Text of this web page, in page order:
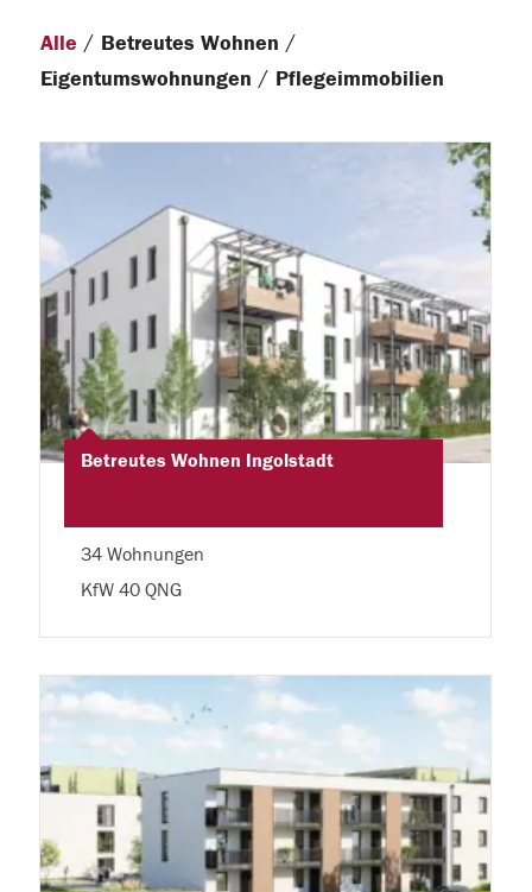
Alle / Betreutes Wohnen /
Eigentumswohnungen / Pflegeimmobilien
Betreutes Wohnen Ingolstadt
34 Wohnungen
KfW 40 QNG